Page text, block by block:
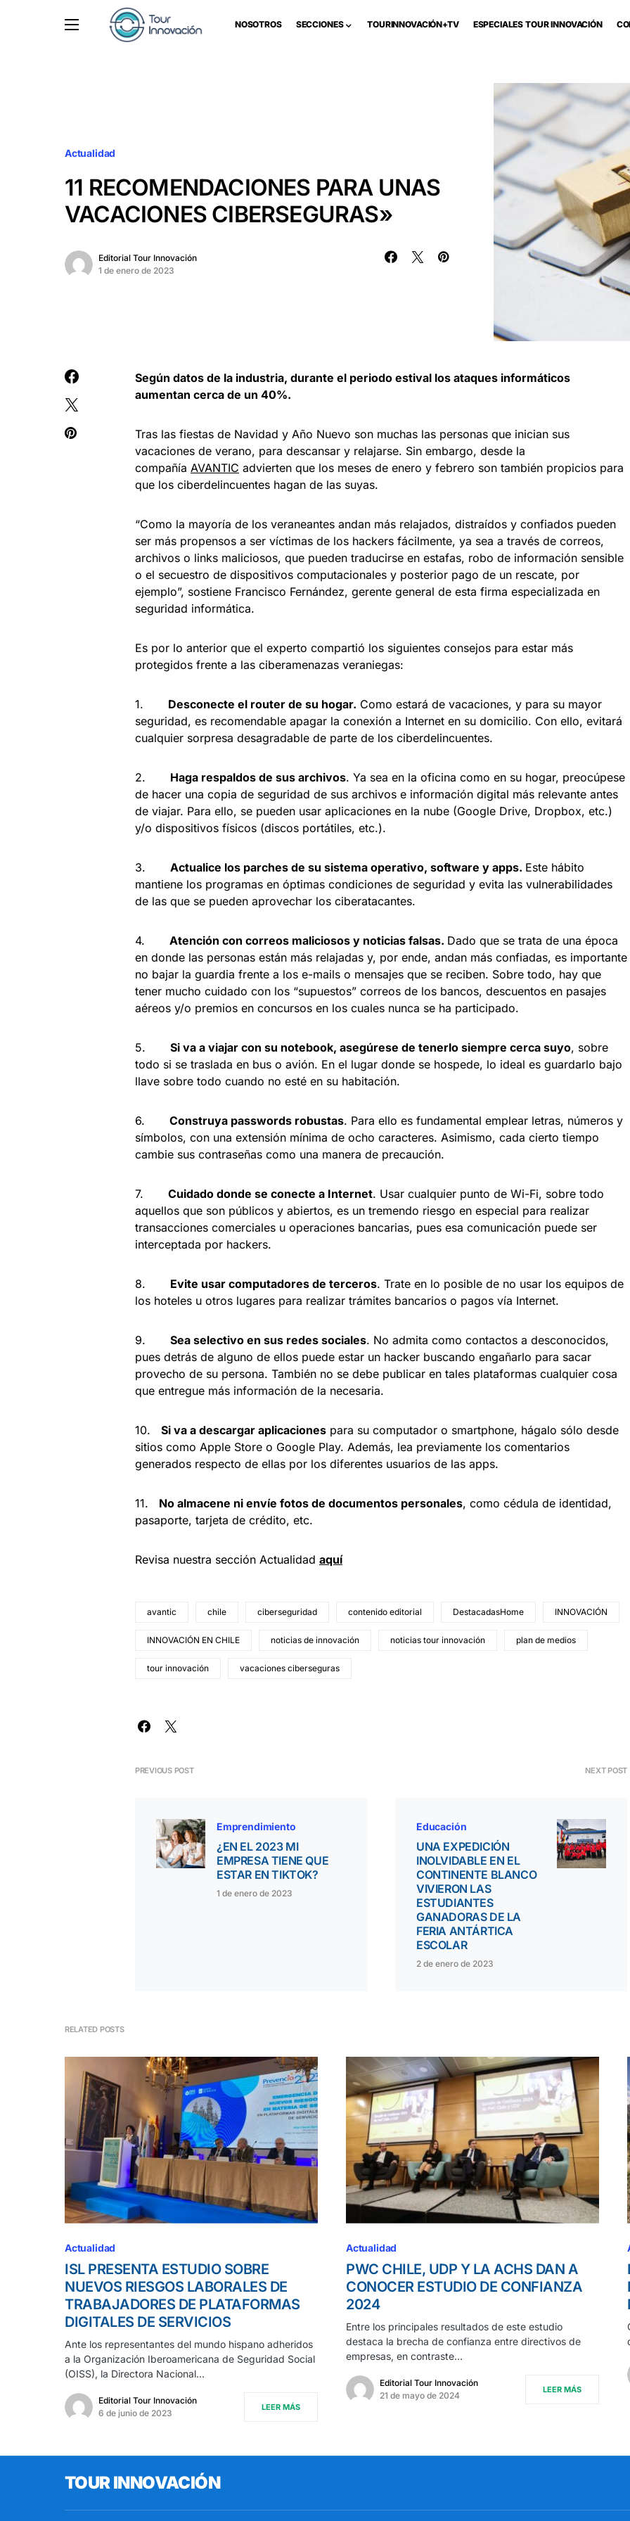
NOSOTROS SECCIONES TOURINNOVACIÓN+TV ESPECIALES TOUR INNOVACIÓN
Actualidad
11 RECOMENDACIONES PARA UNAS
VACACIONES CIBERSEGURAS»
Editorial Tour Innovación
1 de enero de 2023
Según datos de la industria, durante el periodo estival los ataques informáticos
aumentan cerca de un 40%.
Tras las fiestas de Navidad y Año Nuevo son muchas las personas que inician sus
vacaciones de verano, para descansar y relajarse. Sin embargo, desde la
compañía AVANTIC advierten que los meses de enero y febrero son también propicios para
que los ciberdelincuentes hagan de las suyas.
“Como la mayoría de los veraneantes andan más relajados, distraídos y confiados pueden
ser más propensos a ser víctimas de los hackers fácilmente, ya sea a través de correos,
archivos o links maliciosos, que pueden traducirse en estafas, robo de información sensible
o el secuestro de dispositivos computacionales y posterior pago de un rescate, por
ejemplo”, sostiene Francisco Fernández, gerente general de esta firma especializada en
seguridad informática.
Es por lo anterior que el experto compartió los siguientes consejos para estar más
protegidos frente a las ciberamenazas veraniegas:
1. Desconecte el router de su hogar. Como estará de vacaciones, y para su mayor
seguridad, es recomendable apagar la conexión a Internet en su domicilio. Con ello, evitará
cualquier sorpresa desagradable de parte de los ciberdelincuentes.
2. Haga respaldos de sus archivos. Ya sea en la oficina como en su hogar, preocúpese
de hacer una copia de seguridad de sus archivos e información digital más relevante antes
de viajar. Para ello, se pueden usar aplicaciones en la nube (Google Drive, Dropbox, etc.)
y/o dispositivos físicos (discos portátiles, etc.).
3. Actualice los parches de su sistema operativo, software y apps. Este hábito
mantiene los programas en óptimas condiciones de seguridad y evita las vulnerabilidades
de las que se pueden aprovechar los ciberatacantes.
4. Atención con correos maliciosos y noticias falsas. Dado que se trata de una época
en donde las personas están más relajadas y, por ende, andan más confiadas, es importante
no bajar la guardia frente a los e-mails o mensajes que se reciben. Sobre todo, hay que
tener mucho cuidado con los “supuestos” correos de los bancos, descuentos en pasajes
aéreos y/o premios en concursos en los cuales nunca se ha participado.
5. Si va a viajar con su notebook, asegúrese de tenerlo siempre cerca suyo, sobre
todo si se traslada en bus o avión. En el lugar donde se hospede, lo ideal es guardarlo bajo
llave sobre todo cuando no esté en su habitación.
6. Construya passwords robustas. Para ello es fundamental emplear letras, números y
símbolos, con una extensión mínima de ocho caracteres. Asimismo, cada cierto tiempo
cambie sus contraseñas como una manera de precaución.
7. Cuidado donde se conecte a Internet. Usar cualquier punto de Wi-Fi, sobre todo
aquellos que son públicos y abiertos, es un tremendo riesgo en especial para realizar
transacciones comerciales u operaciones bancarias, pues esa comunicación puede ser
interceptada por hackers.
8. Evite usar computadores de terceros. Trate en lo posible de no usar los equipos de
los hoteles u otros lugares para realizar trámites bancarios o pagos vía Internet.
9. Sea selectivo en sus redes sociales. No admita como contactos a desconocidos,
pues detrás de alguno de ellos puede estar un hacker buscando engañarlo para sacar
provecho de su persona. También no se debe publicar en tales plataformas cualquier cosa
que entregue más información de la necesaria.
10. Si va a descargar aplicaciones para su computador o smartphone, hágalo sólo desde
sitios como Apple Store o Google Play. Además, lea previamente los comentarios
generados respecto de ellas por los diferentes usuarios de las apps.
11. No almacene ni envíe fotos de documentos personales, como cédula de identidad,
pasaporte, tarjeta de crédito, etc.
Revisa nuestra sección Actualidad aquí
avantic chile ciberseguridad contenido editorial DestacadasHome INNOVACIÓN
INNOVACIÓN EN CHILE noticias de innovación noticias tour innovación plan de medios
tour innovación vacaciones ciberseguras
PREVIOUS POST
Emprendimiento
¿EN EL 2023 MI
EMPRESA TIENE QUE
ESTAR EN TIKTOK?
1 de enero de 2023
NEXT POST
Educación
UNA EXPEDICIÓN
INOLVIDABLE EN EL
CONTINENTE BLANCO
VIVIERON LAS
ESTUDIANTES
GANADORAS DE LA
FERIA ANTÁRTICA
ESCOLAR
2 de enero de 2023
RELATED POSTS
Actualidad
ISL PRESENTA ESTUDIO SOBRE
NUEVOS RIESGOS LABORALES DE
TRABAJADORES DE PLATAFORMAS
DIGITALES DE SERVICIOS
Ante los representantes del mundo hispano adheridos
a la Organización Iberoamericana de Seguridad Social
(OISS), la Directora Nacional…
Editorial Tour Innovación
6 de junio de 2023
LEER MÁS
Actualidad
PWC CHILE, UDP Y LA ACHS DAN A
CONOCER ESTUDIO DE CONFIANZA
2024
Entre los principales resultados de este estudio
destaca la brecha de confianza entre directivos de
empresas, en contraste…
Editorial Tour Innovación
21 de mayo de 2024
LEER MÁS
TOUR INNOVACIÓN